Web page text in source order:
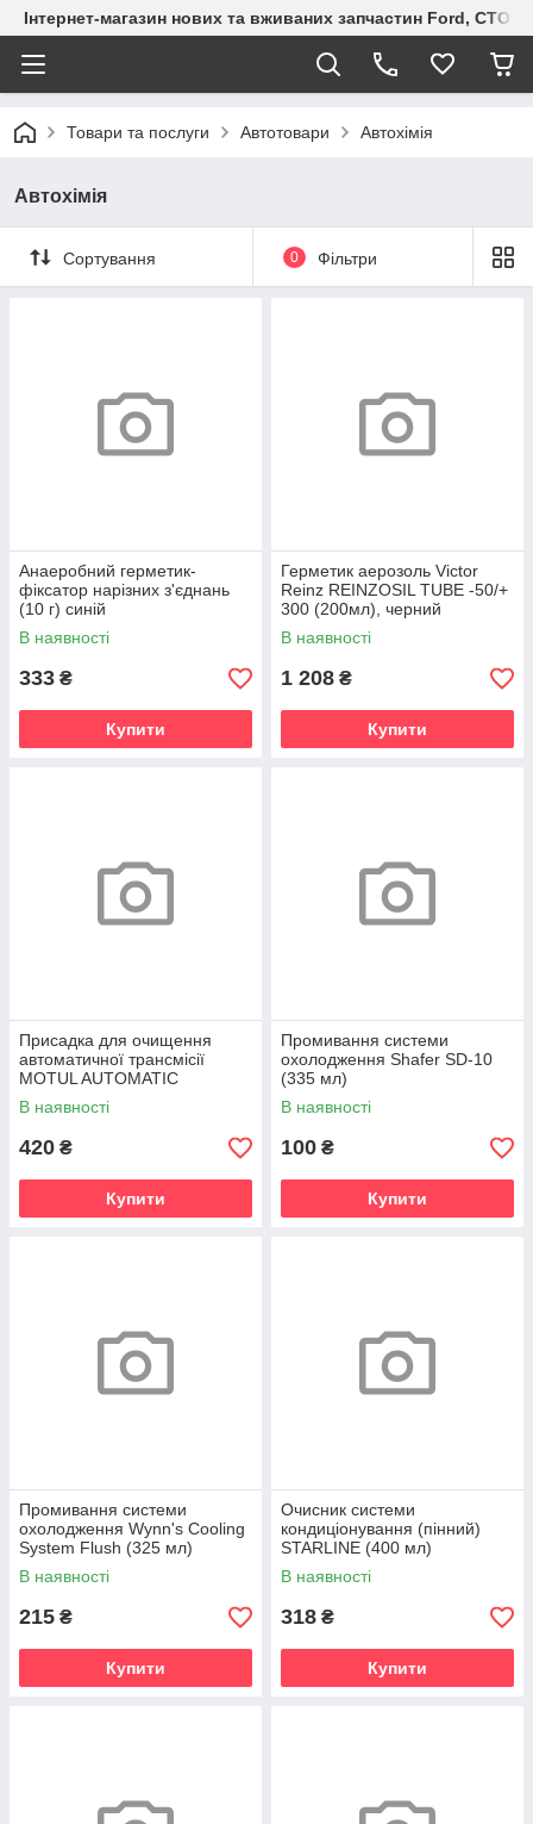
Інтернет-магазин нових та вживаних запчастин Ford, СТО
Товари та послуги Автотовари Автохімія
Автохімія
Сортування 0 Фільтри
Анаеробний герметик-
фіксатор нарізних з'єднань
(10 г) синій
В наявності
333 ₴
Купити
Герметик аерозоль Victor
Reinz REINZOSIL TUBE -50/+
300 (200мл), черний
антрацит
В наявності
1 208 ₴
Купити
Присадка для очищення
автоматичної трансмісії
MOTUL AUTOMATIC
TRANSMISSION CLEAN (300
мл)
В наявності
420 ₴
Купити
Промивання системи
охолодження Shafer SD-10
(335 мл)
В наявності
100 ₴
Купити
Промивання системи
охолодження Wynn's Cooling
System Flush (325 мл)
В наявності
215 ₴
Купити
Очисник системи
кондиціонування (пінний)
STARLINE (400 мл)
В наявності
318 ₴
Купити